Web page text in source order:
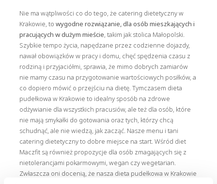
Nie ma wątpliwości co do tego, że catering dietetyczny w
Krakowie, to wygodne rozwiązanie, dla osób mieszkających i
pracujących w dużym mieście, takim jak stolica Małopolski.
Szybkie tempo życia, napędzane przez codzienne dojazdy,
nawał obowiązków w pracy i domu, chęć spędzenia czasu z
rodziną i przyjaciółmi, sprawia, że mimo dobrych zamiarów
nie mamy czasu na przygotowanie wartościowych posiłków, a
co dopiero mówić o przejściu na dietę. Tymczasem dieta
pudełkowa w Krakowie to idealny sposób na zdrowe
odżywianie dla wszystkich pracusiów, ale też dla osób, które
nie mają smykałki do gotowania oraz tych, którzy chcą
schudnąć, ale nie wiedzą, jak zacząć. Nasze menu i tani
catering dietetyczny to dobre miejsce na start. Wśród diet
Maczfit są również propozycje dla osób zmagających się z
nietolerancjami pokarmowymi, wegan czy wegetarian.
Zwłaszcza oni docenią, że nasza dieta pudełkowa w Krakowie